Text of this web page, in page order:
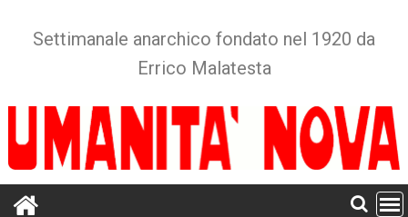
Settimanale anarchico fondato nel 1920 da
Errico Malatesta